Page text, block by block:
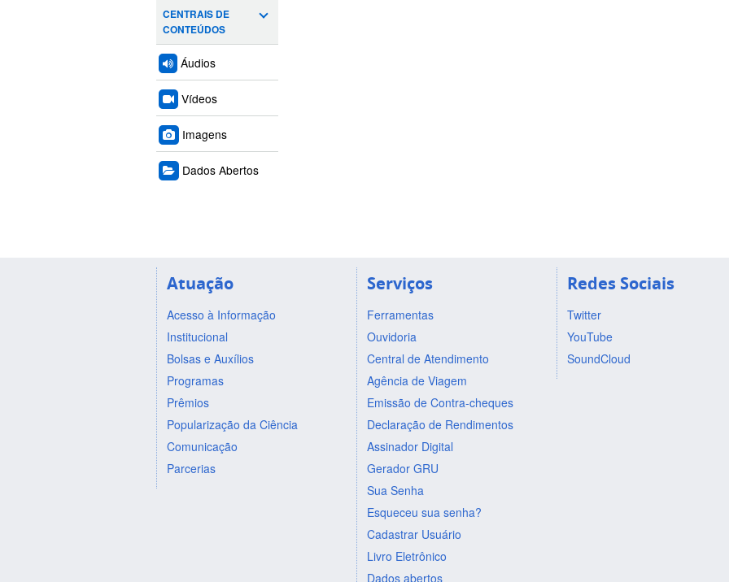
CENTRAIS DE
CONTEÚDOS
Áudios
Vídeos
Imagens
Dados Abertos
Atuação
Acesso à Informação
Institucional
Bolsas e Auxílios
Programas
Prêmios
Popularização da Ciência
Comunicação
Parcerias
Serviços
Ferramentas
Ouvidoria
Central de Atendimento
Agência de Viagem
Emissão de Contra-cheques
Declaração de Rendimentos
Assinador Digital
Gerador GRU
Sua Senha
Esqueceu sua senha?
Cadastrar Usuário
Livro Eletrônico
Dados abertos
Redes Sociais
Twitter
YouTube
SoundCloud